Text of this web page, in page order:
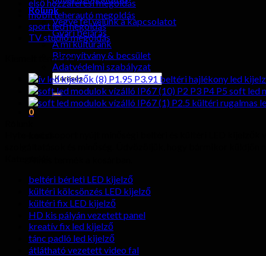
Rólunk
Vegye fel velünk a kapcsolatot
Gyári bejárás
A mi kultúránk
Bizonyítvány & becsület
Adatvédelmi szabályzat
keresése:
0
első hozzáférési megoldás
mobil teherautó megoldás
sport led megoldás
TV stúdió megoldás
Kiemelt termékek
P1.95 P3.91 beltéri hajlékony led
P2 P3 P4 P5 soft led
P2.5 kültéri rugalmas
beltéri bérleti LED kijelző
kültéri kölcsönzés LED kijelző
kültéri fix LED kijelző
HD kis pályán vezetett panel
kreatív fix led kijelző
tánc padló led kijelző
átlátható vezetett video fal